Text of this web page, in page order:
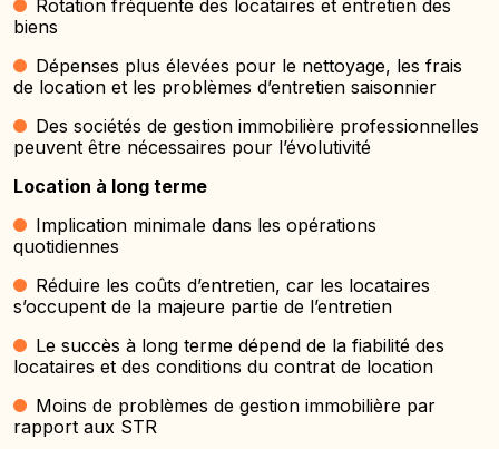
Rotation fréquente des locataires et entretien des
biens
Dépenses plus élevées pour le nettoyage, les frais
de location et les problèmes d’entretien saisonnier
Des sociétés de gestion immobilière professionnelles
peuvent être nécessaires pour l’évolutivité
Location à long terme
Implication minimale dans les opérations
quotidiennes
Réduire les coûts d’entretien, car les locataires
s’occupent de la majeure partie de l’entretien
Le succès à long terme dépend de la fiabilité des
locataires et des conditions du contrat de location
Moins de problèmes de gestion immobilière par
rapport aux STR